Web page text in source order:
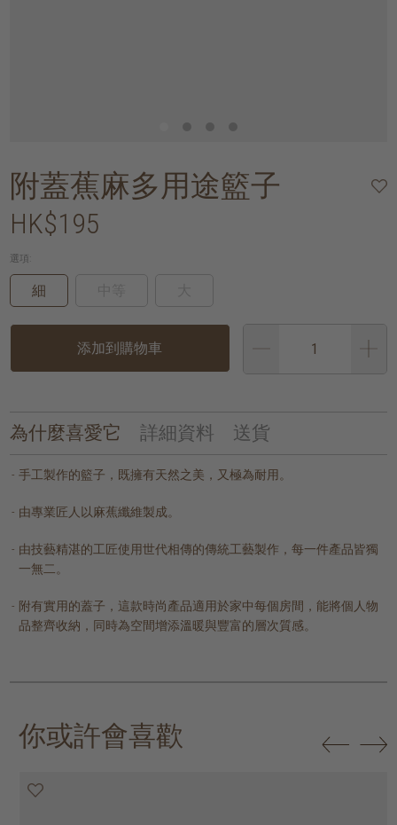
附蓋蕉麻多用途籃子
HK$195
選項:
細
添加到購物車
為什麼喜愛它 詳細資料 送貨
手工製作的籃子，既擁有天然之美，又極為耐用。
由專業匠人以麻蕉纖維製成。
由技藝精湛的工匠使用世代相傳的傳統工藝製作，每一件產品皆獨
一無二。
附有實用的蓋子，這款時尚產品適用於家中每個房間，能將個人物
品整齊收納，同時為空間增添溫暖與豐富的層次質感。
你或許會喜歡